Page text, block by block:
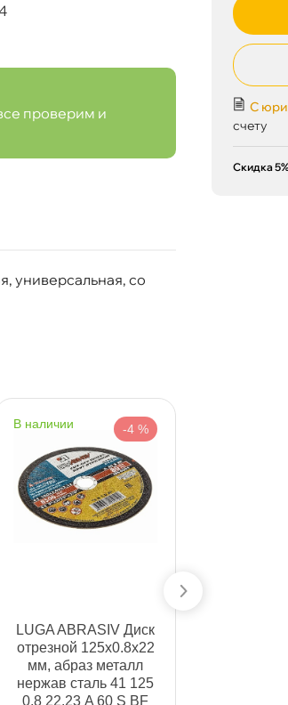
проверим и
универсальная, со
наличии -4 %
LUGA ABRASIV Диск
отрезной 125x0.8x22
мм, абраз металл
нержав сталь 41 125
0.8 22.23 A 60 S BF
С
счету
Скидка 5%